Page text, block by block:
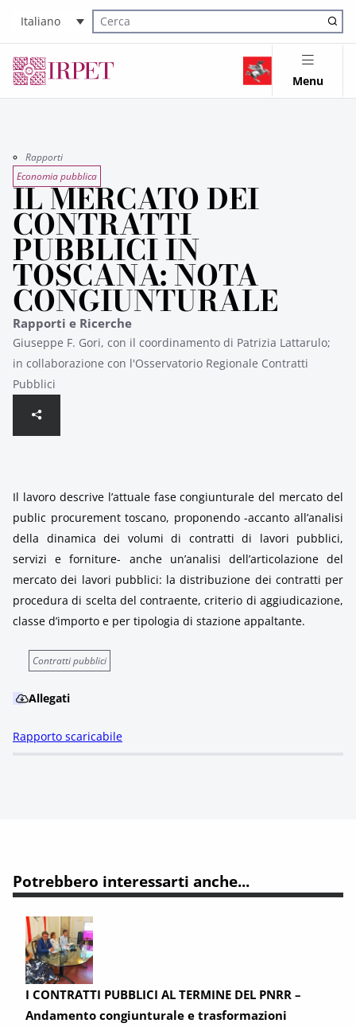
Italiano
Cerca nel sito
Menu
Rapporti
Economia pubblica
IL MERCATO DEI
CONTRATTI
PUBBLICI IN
TOSCANA: NOTA
CONGIUNTURALE
Rapporti e Ricerche
Giuseppe F. Gori, con il coordinamento di Patrizia Lattarulo;
in collaborazione con l'Osservatorio Regionale Contratti
Pubblici
Il lavoro descrive l’attuale fase congiunturale del mercato del
public procurement toscano, proponendo -accanto all’analisi
della dinamica dei volumi di contratti di lavori pubblici,
servizi e forniture- anche un’analisi dell’articolazione del
mercato dei lavori pubblici: la distribuzione dei contratti per
procedura di scelta del contraente, criterio di aggiudicazione,
classe d’importo e per tipologia di stazione appaltante.
Contratti pubblici
Allegati
Rapporto scaricabile
Potrebbero interessarti anche...
I CONTRATTI PUBBLICI AL TERMINE DEL PNRR –
Andamento congiunturale e trasformazioni